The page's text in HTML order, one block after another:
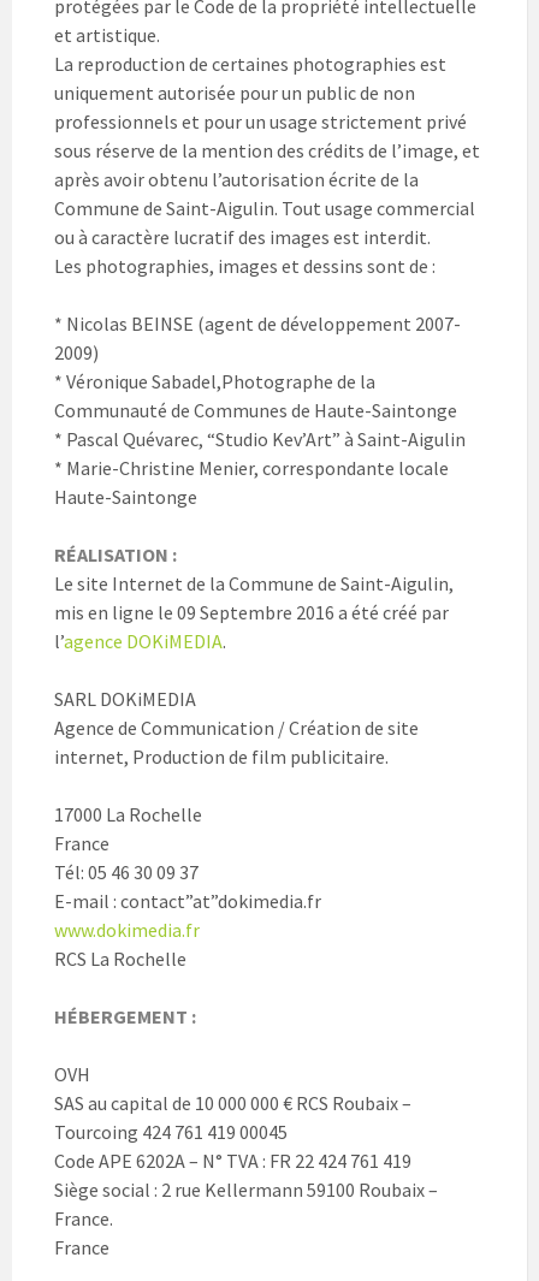
protégées par le Code de la propriété intellectuelle
et artistique.
La reproduction de certaines photographies est
uniquement autorisée pour un public de non
professionnels et pour un usage strictement privé
sous réserve de la mention des crédits de l’image, et
après avoir obtenu l’autorisation écrite de la
Commune de Saint-Aigulin. Tout usage commercial
ou à caractère lucratif des images est interdit.
Les photographies, images et dessins sont de :
* Nicolas BEINSE (agent de développement 2007-
2009)
* Véronique Sabadel,Photographe de la
Communauté de Communes de Haute-Saintonge
* Pascal Quévarec, “Studio Kev’Art” à Saint-Aigulin
* Marie-Christine Menier, correspondante locale
Haute-Saintonge
RÉALISATION :
Le site Internet de la Commune de Saint-Aigulin,
mis en ligne le 09 Septembre 2016 a été créé par
l’agence DOKiMEDIA.
SARL DOKiMEDIA
Agence de Communication / Création de site
internet, Production de film publicitaire.
17000 La Rochelle
France
Tél: 05 46 30 09 37
E-mail : contact”at”dokimedia.fr
www.dokimedia.fr
RCS La Rochelle
HÉBERGEMENT :
OVH
SAS au capital de 10 000 000 € RCS Roubaix –
Tourcoing 424 761 419 00045
Code APE 6202A – N° TVA : FR 22 424 761 419
Siège social : 2 rue Kellermann 59100 Roubaix –
France.
France